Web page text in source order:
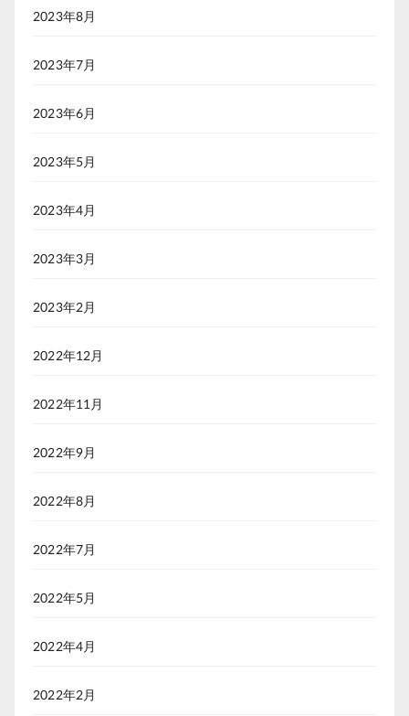
2023年8月
2023年7月
2023年6月
2023年5月
2023年4月
2023年3月
2023年2月
2022年12月
2022年11月
2022年9月
2022年8月
2022年7月
2022年5月
2022年4月
2022年2月